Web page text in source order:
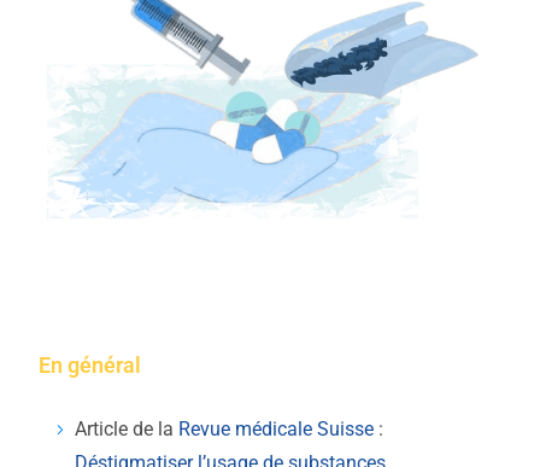
En général
Article de la Revue médicale Suisse :